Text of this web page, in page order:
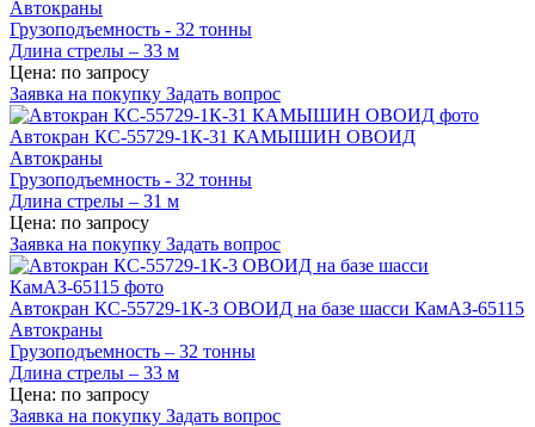
Автокраны
Грузоподъемность - 32 тонны
Длина стрелы – 33 м
Цена: по запросу
Заявка на покупку Задать вопрос
Автокран КС-55729-1К-31 КАМЫШИН ОВОИД
Автокраны
Грузоподъемность - 32 тонны
Длина стрелы – 31 м
Цена: по запросу
Заявка на покупку Задать вопрос
Автокран КС-55729-1К-3 ОВОИД на базе шасси КамАЗ-65115
Автокраны
Грузоподъемность – 32 тонны
Длина стрелы – 33 м
Цена: по запросу
Заявка на покупку Задать вопрос